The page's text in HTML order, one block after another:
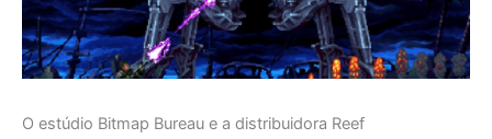
O estúdio Bitmap Bureau e a distribuidora Reef